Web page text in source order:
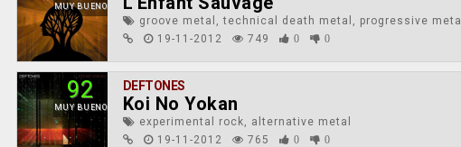
MUY BUENO
groove metal, technical death metal, progressive metal
19-11-2012
749 0 0
92
MUY BUENO
DEFTONES
Koi No Yokan
experimental rock, alternative metal
19-11-2012
765 0 0